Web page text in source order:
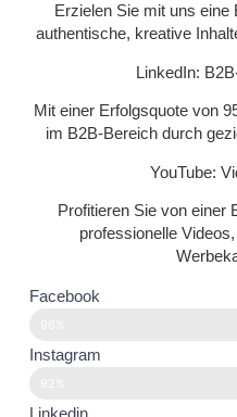
Erzielen Sie mit uns
authentische, kreative
LinkedIn:
Mit einer Erfolgsquote von
im B2B-Bereich durch
YouTube:
Profitieren Sie von einer
professionelle
Facebook
Instagram